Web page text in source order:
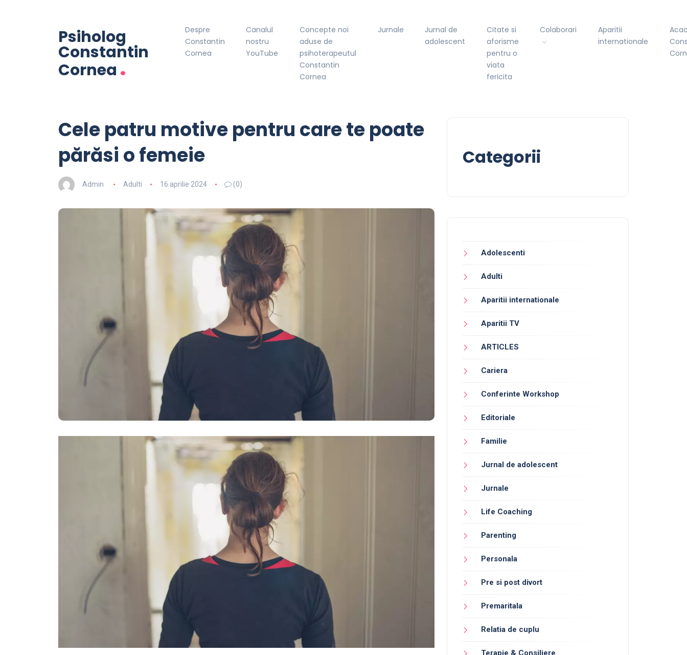
Psiholog
Constantin
Cornea.
Despre
Constantin
Cornea
Canalul
nostru
YouTube
Concepte noi
aduse de
psihoterapeutul
Constantin
Cornea
Jurnale
Jurnal de
adolescent
Citate si
aforisme
pentru o
viata
fericita
Colaborari
Aparitii
internationale
Cele patru motive pentru care te poate
părăsi o femeie
Admin Adulti 16 aprilie 2024 (0)
Categorii
Adolescenti
Adulti
Aparitii internationale
Aparitii TV
ARTICLES
Cariera
Conferinte Workshop
Editoriale
Familie
Jurnal de adolescent
Jurnale
Life Coaching
Parenting
Personala
Pre si post divort
Premaritala
Relatia de cuplu
Terapie & Consiliere